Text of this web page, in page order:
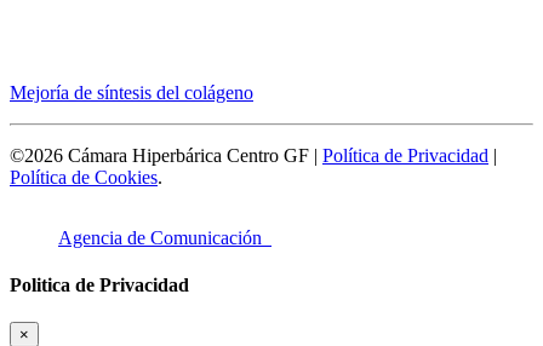
Mejoría de síntesis del colágeno
©2026 Cámara Hiperbárica Centro GF | Política de Privacidad |
Política de Cookies.
Agencia de Comunicación
Politica de Privacidad
×